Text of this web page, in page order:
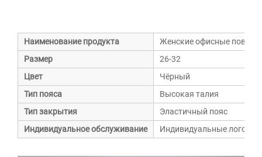
Наименование продукта
Женские офисные
Размер
26-32
Цвет
Чёрный
Тип пояса
Высокая талия
Тип закрытия
Эластичный пояс
Индивидуальное обслуживание
Индивидуальные